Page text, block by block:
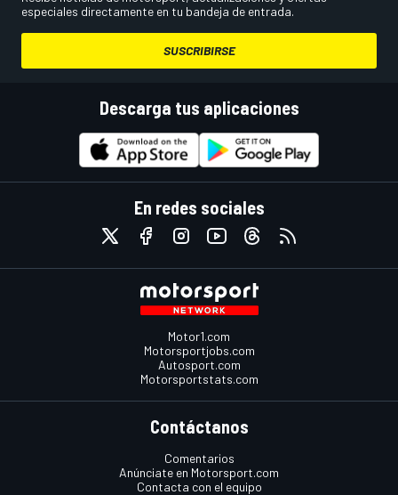
especiales directamente en tu bandeja de entrada.
SUSCRIBIRSE
Descarga tus aplicaciones
En redes sociales
Motor1.com
Motorsportjobs.com
Autosport.com
Motorsportstats.com
Contáctanos
Comentarios
Anúnciate en Motorsport.com
Contacta con el equipo